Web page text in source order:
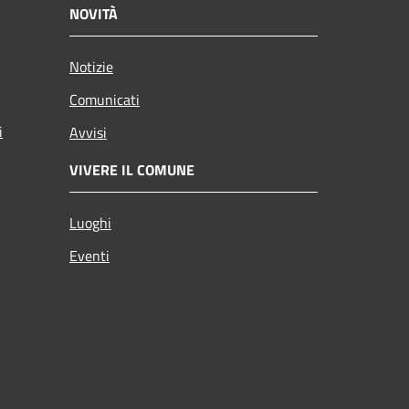
NOVITÀ
Notizie
Comunicati
Avvisi
VIVERE IL COMUNE
Luoghi
Eventi